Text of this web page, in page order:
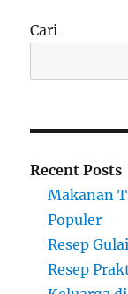
Cari
Recent Posts
Makanan
Populer
Resep
Resep